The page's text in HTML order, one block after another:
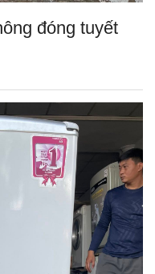
đóng tuyết